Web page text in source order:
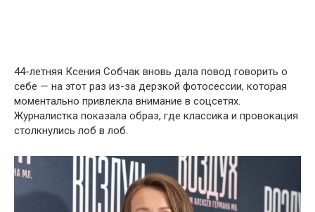
44-летняя Ксения Собчак вновь дала повод говорить о
себе — на этот раз из-за дерзкой фотосессии, которая
моментально привлекла внимание в соцсетях.
Журналистка показала образ, где классика и провокация
столкнулись лоб в лоб.